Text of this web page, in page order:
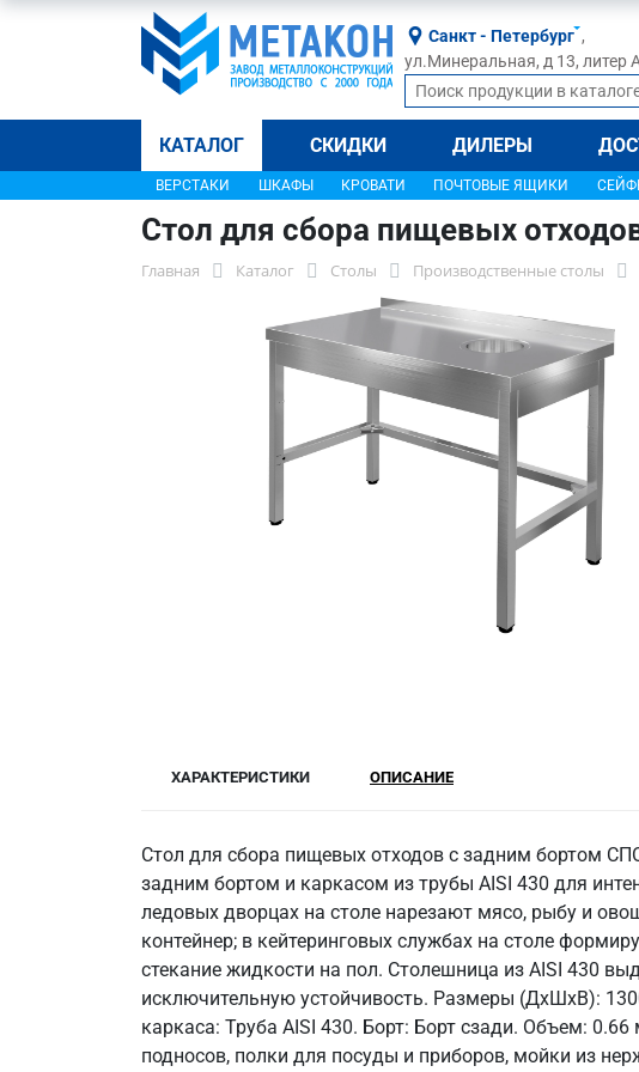
Санкт - Петербург ,
ул.Минеральная, д 13, литер
КАТАЛОГ СКИДКИ ДИЛЕРЫ
ВЕРСТАКИ ШКАФЫ КРОВАТИ ПОЧТОВЫЕ ЯЩИКИ
Стол для сбора пищевых
Главная Каталог Столы Производственные столы
ХАРАКТЕРИСТИКИ ОПИСАНИЕ
Стол для сбора пищевых отходов с задним бортом
задним бортом и каркасом из трубы AISI 430 для
ледовых дворцах на столе нарезают мясо, рыбу и
контейнер; в кейтеринговых службах на столе
стекание жидкости на пол. Столешница из AISI 430
исключительную устойчивость. Размеры (ДхШхВ):
каркаса: Труба AISI 430. Борт: Борт сзади. Объем:
подносов, полки для посуды и приборов, мойки из